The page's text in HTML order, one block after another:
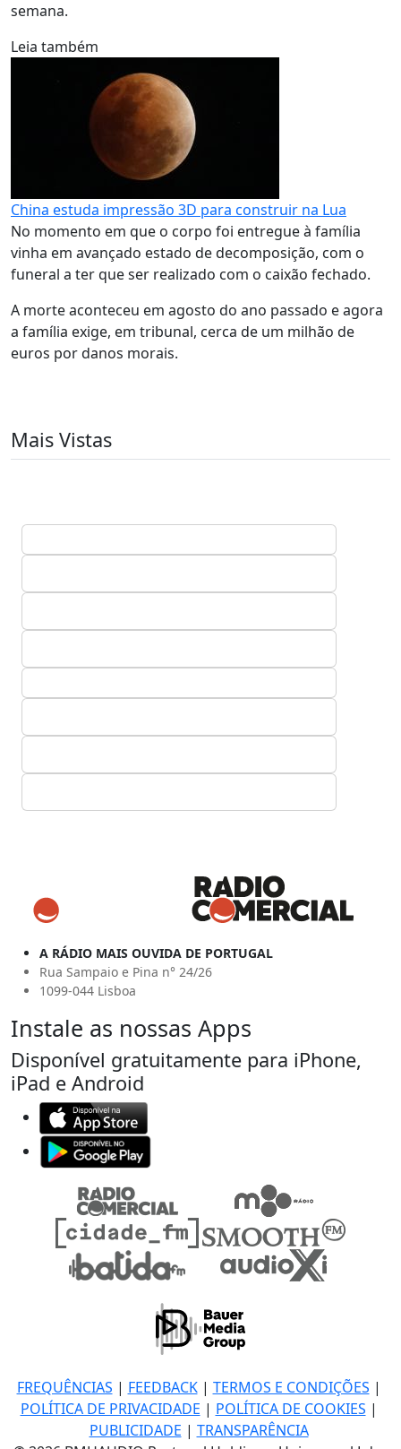
semana.
Leia também
China estuda impressão 3D para construir na Lua
No momento em que o corpo foi entregue à família
vinha em avançado estado de decomposição, com o
funeral a ter que ser realizado com o caixão fechado.
A morte aconteceu em agosto do ano passado e agora
a família exige, em tribunal, cerca de um milhão de
euros por danos morais.
Mais Vistas
A RÁDIO MAIS OUVIDA DE PORTUGAL
Rua Sampaio e Pina n° 24/26
1099-044 Lisboa
Instale as nossas Apps
Disponível gratuitamente para iPhone,
iPad e Android
FREQUÊNCIAS | FEEDBACK| TERMOS E CONDIÇÕES |
POLÍTICA DE PRIVACIDADE | POLÍTICA DE COOKIES |
PUBLICIDADE | TRANSPARÊNCIA